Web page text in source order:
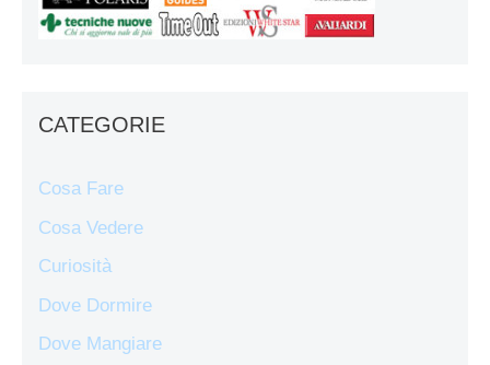
CATEGORIE
Cosa Fare
Cosa Vedere
Curiosità
Dove Dormire
Dove Mangiare